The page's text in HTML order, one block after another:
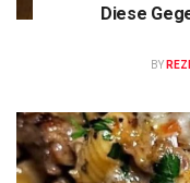
Diese
BY